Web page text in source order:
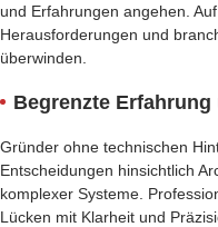
und Erfahrungen angehen.
Herausforderungen und
überwinden.
Begrenzte
Gründer ohne technischen
Entscheidungen hinsichtlich
komplexer Systeme.
Lücken mit Klarheit und